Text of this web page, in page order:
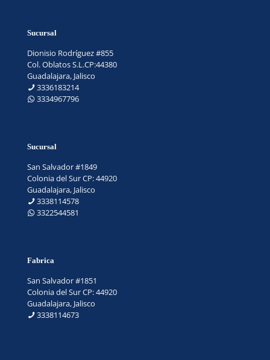
Sucursal
Dionisio Rodríguez #855
Col. Oblatos S.L.CP:44380
Guadalajara, Jalisco
3336183214
3334967796
Sucursal
San Salvador #1849
Colonia del Sur CP: 44920
Guadalajara, Jalisco
3338114578
3322544581
Fabrica
San Salvador #1851
Colonia del Sur CP: 44920
Guadalajara, Jalisco
3338114673